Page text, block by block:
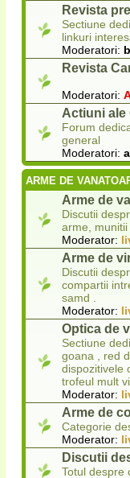
Revista
Sectiune
linkuri
Moderatori:
Revista
Moderatori:
Actiuni ale
Forum
general
Moderatori:
ARME DE
Arme de
Discutii
arme,
Moderator:
Arme de
Discutii
compartii
samd .
Moderator:
Optica de
Sectiune
goana , red
dispozitivele
trofeul mult
Moderator:
Arme de
Categorie
Moderator:
Discutii
Totul despre